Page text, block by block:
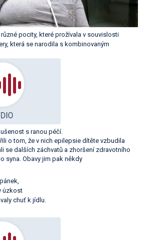
pocity, které prožívala v souvislosti
která se narodila s kombinovaným
s ranou péčí.
o tom, že v nich epilepsie dítěte vzbudila
se dalších záchvatů a zhoršení zdravotního
syna. Obavy jim pak někdy
úzkost
chuť k jídlu.